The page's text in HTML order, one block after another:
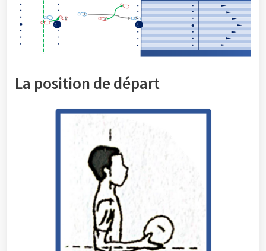
La position de départ